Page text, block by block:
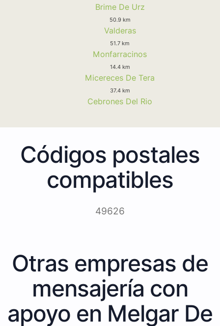
Brime De Urz
50.9 km
Valderas
51.7 km
Monfarracinos
14.4 km
Micereces De Tera
37.4 km
Cebrones Del Rio
Códigos postales
compatibles
49626
Otras empresas de
mensajería con
apoyo en Melgar De